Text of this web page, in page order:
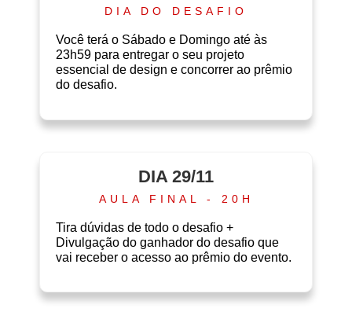
DIA DO DESAFIO
Você terá o Sábado e Domingo até às
23h59 para entregar o seu projeto
essencial de design e concorrer ao prêmio
do desafio.
DIA 29/11
AULA FINAL - 20H
Tira dúvidas de todo o desafio +
Divulgação do ganhador do desafio que
vai receber o acesso ao prêmio do evento.